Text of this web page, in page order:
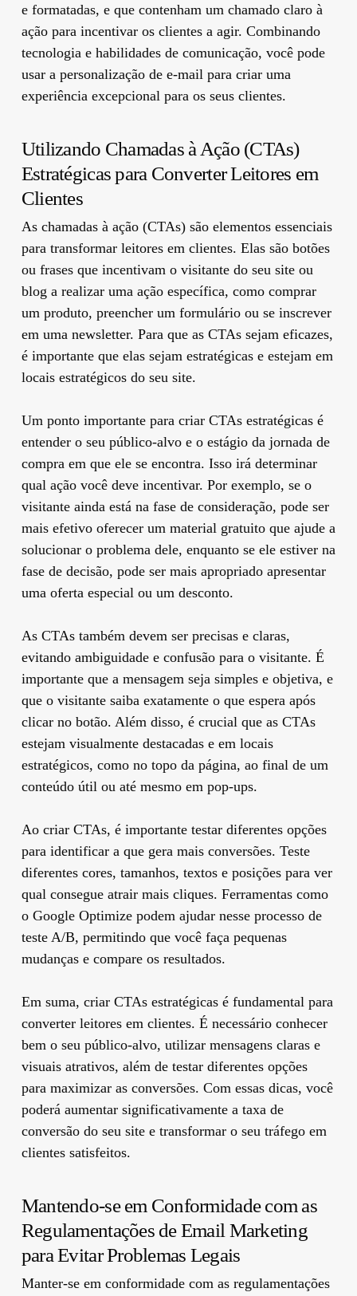
e formatadas, e que contenham um chamado claro à
ação para incentivar os clientes a agir. Combinando
tecnologia e habilidades de comunicação, você pode
usar a personalização de e-mail para criar uma
experiência excepcional para os seus clientes.
Utilizando Chamadas à Ação (CTAs)
Estratégicas para Converter Leitores em
Clientes
As chamadas à ação (CTAs) são elementos essenciais
para transformar leitores em clientes. Elas são botões
ou frases que incentivam o visitante do seu site ou
blog a realizar uma ação específica, como comprar
um produto, preencher um formulário ou se inscrever
em uma newsletter. Para que as CTAs sejam eficazes,
é importante que elas sejam estratégicas e estejam em
locais estratégicos do seu site.
Um ponto importante para criar CTAs estratégicas é
entender o seu público-alvo e o estágio da jornada de
compra em que ele se encontra. Isso irá determinar
qual ação você deve incentivar. Por exemplo, se o
visitante ainda está na fase de consideração, pode ser
mais efetivo oferecer um material gratuito que ajude a
solucionar o problema dele, enquanto se ele estiver na
fase de decisão, pode ser mais apropriado apresentar
uma oferta especial ou um desconto.
As CTAs também devem ser precisas e claras,
evitando ambiguidade e confusão para o visitante. É
importante que a mensagem seja simples e objetiva, e
que o visitante saiba exatamente o que espera após
clicar no botão. Além disso, é crucial que as CTAs
estejam visualmente destacadas e em locais
estratégicos, como no topo da página, ao final de um
conteúdo útil ou até mesmo em pop-ups.
Ao criar CTAs, é importante testar diferentes opções
para identificar a que gera mais conversões. Teste
diferentes cores, tamanhos, textos e posições para ver
qual consegue atrair mais cliques. Ferramentas como
o Google Optimize podem ajudar nesse processo de
teste A/B, permitindo que você faça pequenas
mudanças e compare os resultados.
Em suma, criar CTAs estratégicas é fundamental para
converter leitores em clientes. É necessário conhecer
bem o seu público-alvo, utilizar mensagens claras e
visuais atrativos, além de testar diferentes opções
para maximizar as conversões. Com essas dicas, você
poderá aumentar significativamente a taxa de
conversão do seu site e transformar o seu tráfego em
clientes satisfeitos.
Mantendo-se em Conformidade com as
Regulamentações de Email Marketing
para Evitar Problemas Legais
Manter-se em conformidade com as regulamentações